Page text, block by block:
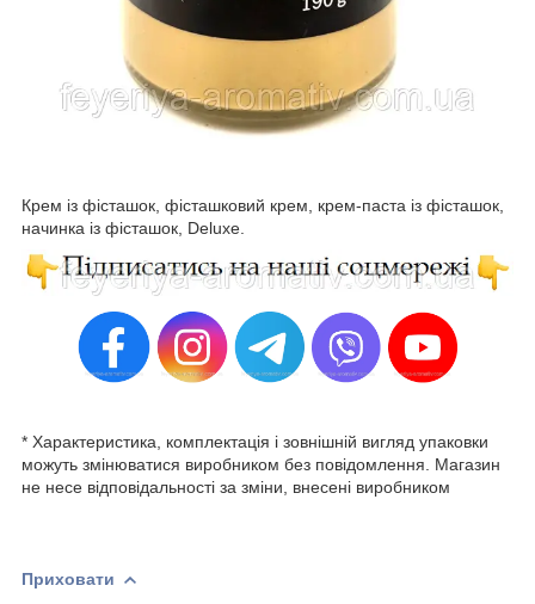
Крем із фісташок, фісташковий крем, крем-паста із фісташок,
начинка із фісташок, Deluxe.
* Характеристика, комплектація і зовнішній вигляд упаковки
можуть змінюватися виробником без повідомлення. Магазин
не несе відповідальності за зміни, внесені виробником
Приховати